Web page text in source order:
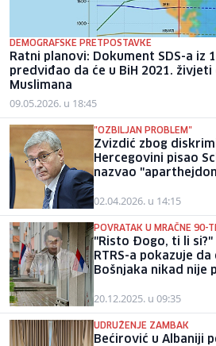
DEMOGRAFSKE PRETPOSTAVKE
Ratni planovi: Dokument SDS-a iz
predviđao da će u BiH 2021.
Muslimana
09.05.2026. u 18:45
"OZBILJAN PROBLEM"
Zvizdić zbog
Hercegovini pisao
nazvao
02.04.2026. u 14:15
POVRATAK U MRAČNE 90-
"Risto Đogo, ti li
RTRS-a pokazuje
Bošnjaka nikad nije
20.12.2025. u 09:35
UDRUŽENJE ZAMBAK
Bećirović u Albaniji